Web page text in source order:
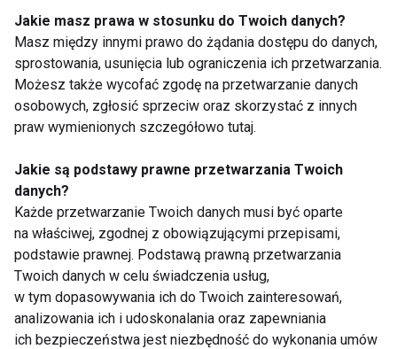
orzechowe z
nerkowców z
dodatkiem chilli
których maślanki nie
może zabraknąć w
Twojej diecie
Pokaż więcej
Nie przegap nowości ze
świata FIT!
Zapisz się do naszego newslettera
Jakie masz prawa w stosunku do Twoich danych?
Masz między innymi prawo do żądania dostępu do danych,
sprostowania, usunięcia lub ograniczenia ich przetwarzania.
Możesz także wycofać zgodę na przetwarzanie danych
osobowych, zgłosić sprzeciw oraz skorzystać z innych
praw wymienionych szczegółowo tutaj.
Jakie są podstawy prawne przetwarzania Twoich
danych?
Każde przetwarzanie Twoich danych musi być oparte
na właściwej, zgodnej z obowiązującymi przepisami,
podstawie prawnej. Podstawą prawną przetwarzania
Twoich danych w celu świadczenia usług,
w tym dopasowywania ich do Twoich zainteresowań,
analizowania ich i udoskonalania oraz zapewniania
ich bezpieczeństwa jest niezbędność do wykonania umów